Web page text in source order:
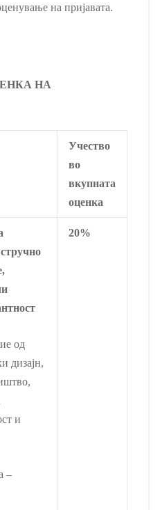
на пријавата.
НА
Учество
во
вкупната
оценка
од
дизајн,
и
–
20%